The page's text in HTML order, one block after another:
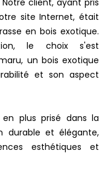
site Internet, était
en bois exotique.
le choix s'est
un bois exotique
et son aspect
plus prisé dans la
durable et élégante,
esthétiques et